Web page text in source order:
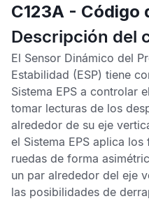
C123A - Código
Descripción del
El Sensor Dinámico del
Estabilidad (ESP) tiene
Sistema EPS a controlar
tomar lecturas de los
alrededor de su eje
el Sistema EPS aplica los
ruedas de forma
un par alrededor del eje
las posibilidades de